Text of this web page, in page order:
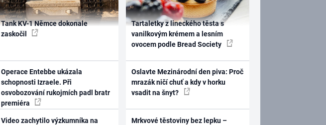
Tank KV-1 Němce dokonale
zaskočil
Operace Entebbe ukázala
schopnosti Izraele. Při
osvobozování rukojmích padl bratr
premiéra
Video zachytilo výzkumníka na
Tartaletky z lineckého těsta s
vanilkovým krémem a lesním
ovocem podle Bread Society
Oslavte Mezinárodní den piva: Proč
mrazák ničí chuť a kdy v horku
vsadit na šnyt?
Mrkvové těstoviny bez lepku –